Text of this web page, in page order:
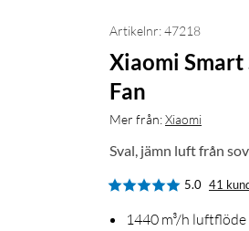
Artikelnr: 47218
Xiaomi
Fan
Mer från:Xiaomi
Sval, jämn luft från
5.0 41
1440 m³/h